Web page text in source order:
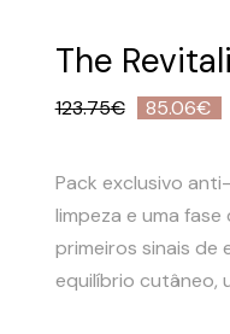
The
123.75€
O
era:
123.75€.
85.06€
O
é:
85.06€.
Pack exclusivo
limpeza e uma
primeiros sinais de
equilíbrio cutâneo,